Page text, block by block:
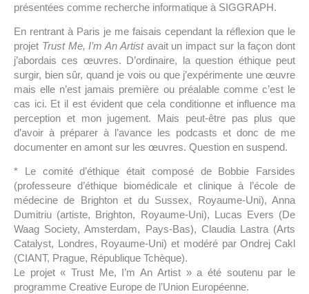
présentées comme recherche informatique à SIGGRAPH.
En rentrant à Paris je me faisais cependant la réflexion que le
projet Trust Me, I’m An Artistavait un impact sur la façon dont
j’abordais ces œuvres. D’ordinaire, la question éthique peut
surgir, bien sûr, quand je vois ou que j’expérimente une œuvre
mais elle n’est jamais première ou préalable comme c’est le
cas ici. Et il est évident que cela conditionne et influence ma
perception et mon jugement. Mais peut-être pas plus que
d’avoir à préparer à l’avance les podcasts et donc de me
documenter en amont sur les œuvres. Question en suspend.
* Le comité d’éthique était composé de Bobbie Farsides
(professeure d’éthique biomédicale et clinique à l’école de
médecine de Brighton et du Sussex, Royaume-Uni), Anna
Dumitriu (artiste, Brighton, Royaume-Uni), Lucas Evers (De
Waag Society, Amsterdam, Pays-Bas), Claudia Lastra (Arts
Catalyst, Londres, Royaume-Uni) et modéré par Ondrej Cakl
(CIANT, Prague, République Tchèque).
Le projet « Trust Me, I’m An Artist » a été soutenu par le
programme Creative Europe de l’Union Européenne.